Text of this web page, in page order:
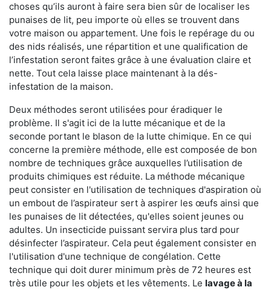
choses qu’ils auront à faire sera bien sûr de localiser les
punaises de lit, peu importe où elles se trouvent dans
votre maison ou appartement. Une fois le repérage du ou
des nids réalisés, une répartition et une qualification de
l’infestation seront faites grâce à une évaluation claire et
nette. Tout cela laisse place maintenant à la dés-
infestation de la maison.
Deux méthodes seront utilisées pour éradiquer le
problème. Il s'agit ici de la lutte mécanique et de la
seconde portant le blason de la lutte chimique. En ce qui
concerne la première méthode, elle est composée de bon
nombre de techniques grâce auxquelles l’utilisation de
produits chimiques est réduite. La méthode mécanique
peut consister en l'utilisation de techniques d'aspiration où
un embout de l’aspirateur sert à aspirer les œufs ainsi que
les punaises de lit détectées, qu'elles soient jeunes ou
adultes. Un insecticide puissant servira plus tard pour
désinfecter l’aspirateur. Cela peut également consister en
l'utilisation d'une technique de congélation. Cette
technique qui doit durer minimum près de 72 heures est
très utile pour les objets et les vêtements. Le lavage à la